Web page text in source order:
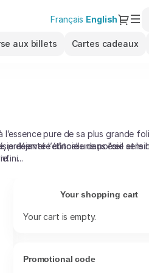
Français Current
English
aux billets Cartes cadeaux
pure de sa plus grande
déjantée côtoie une poésie
préserver l’étincelle dans l’œil et
Your shopping cart
Your cart is empty.
Promotional code